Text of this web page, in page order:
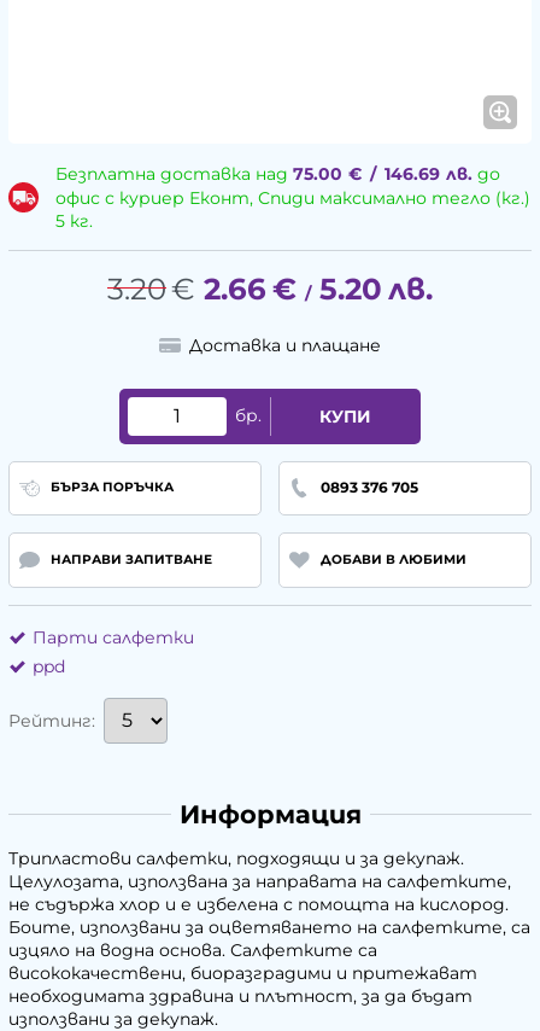
Безплатна доставка над 75.00 € / 146.69 лв.до
офис с куриер Еконт, Спиди максимално тегло (кг.)
5 кг.
3.20€ 2.66 € / 5.20 лв.
Доставка и плащане
бр. КУПИ
БЪРЗА ПОРЪЧКА 0893 376 705
НАПРАВИ ЗАПИТВАНЕ ДОБАВИ В ЛЮБИМИ
Парти салфетки
ppd
Рейтинг:
Информация
Трипластови салфетки, подходящи и за декупаж.
Целулозата, използвана за направата на салфетките,
не съдържа хлор и е избелена с помощта на кислород.
Боите, използвани за оцветяването на салфетките, са
изцяло на водна основа. Салфетките са
висококачествени, биоразградими и притежават
необходимата здравина и плътност, за да бъдат
използвани за декупаж.